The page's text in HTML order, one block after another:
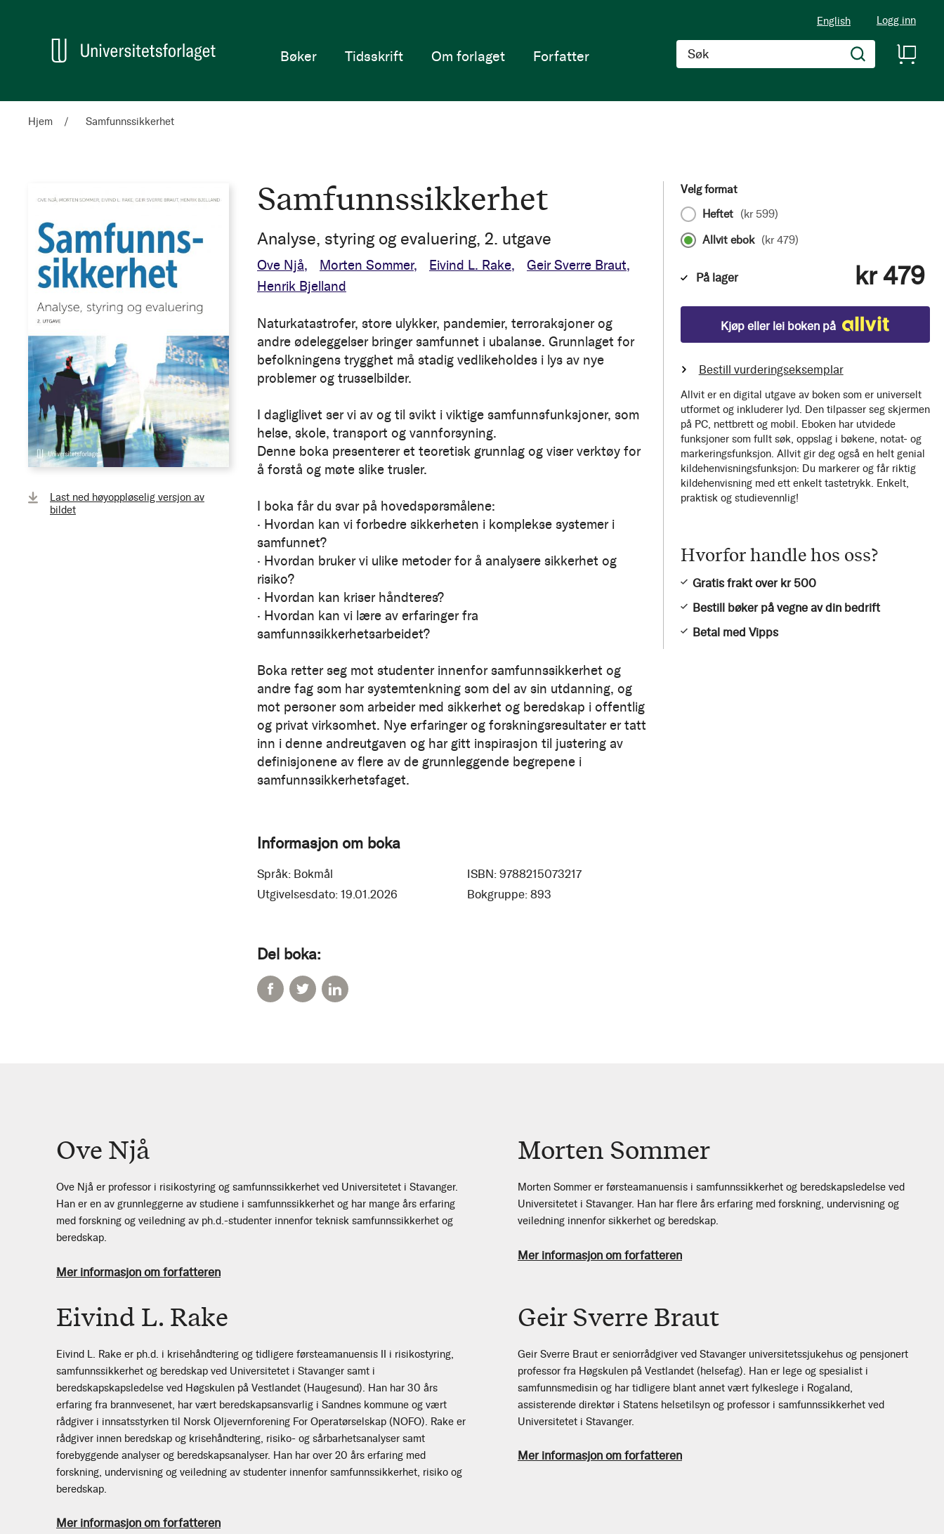
English Logg inn
Søk
Hjem
Bøker Tidsskrift Om forlaget Forfatter
Hjem Samfunnssikkerhet
Last ned høyoppløselig versjon av
bildet
Samfunnssikkerhet
Analyse, styring og evaluering, 2. utgave
Ove Njå Morten Sommer Eivind L. Rake
Geir Sverre Braut
Henrik Bjelland
Naturkatastrofer, store ulykker, pandemier, terroraksjoner og
andre ødeleggelser bringer samfunnet i ubalanse. Grunnlaget for
befolkningens trygghet må stadig vedlikeholdes i lys av nye
problemer og trusselbilder.
I dagliglivet ser vi av og til svikt i viktige samfunnsfunksjoner, som
helse, skole, transport og vannforsyning.
Denne boka presenterer et teoretisk grunnlag og viser verktøy for
å forstå og møte slike trusler.
I boka får du svar på hovedspørsmålene:
· Hvordan kan vi forbedre sikkerheten i komplekse systemer i
samfunnet?
· Hvordan bruker vi ulike metoder for å analysere sikkerhet og
risiko?
· Hvordan kan kriser håndteres?
· Hvordan kan vi lære av erfaringer fra
samfunnssikkerhetsarbeidet?
Boka retter seg mot studenter innenfor samfunnssikkerhet og
andre fag som har systemtenkning som del av sin utdanning, og
mot personer som arbeider med sikkerhet og beredskap i offentlig
og privat virksomhet. Nye erfaringer og forskningsresultater er tatt
inn i denne andreutgaven og har gitt inspirasjon til justering av
definisjonene av flere av de grunnleggende begrepene i
samfunnssikkerhetsfaget.
Informasjon om boka
Språk: Bokmål ISBN: 9788215073217
Utgivelsesdato: 19.01.2026 Bokgruppe: 893
Del boka:
Velg format
Heftet (kr 599)
Allvit ebok (kr 479)
På lager kr 479
Kjøp eller lei boken på
Bestill vurderingseksemplar
Allvit er en digital utgave av boken som er universelt
utformet og inkluderer lyd. Den tilpasser seg skjermen
på PC, nettbrett og mobil. Eboken har utvidede
funksjoner som fullt søk, oppslag i bøkene, notat- og
markeringsfunksjon. Allvit gir deg også en helt genial
kildehenvisningsfunksjon: Du markerer og får riktig
kildehenvisning med ett enkelt tastetrykk. Enkelt,
praktisk og studievennlig!
Hvorfor handle hos oss?
Gratis frakt over kr 500
Bestill bøker på vegne av din bedrift
Betal med Vipps
Ove Njå
Ove Njå er professor i risikostyring og samfunnssikkerhet ved Universitetet i Stavanger.
Han er en av grunnleggerne av studiene i samfunnssikkerhet og har mange års erfaring
med forskning og veiledning av ph.d.-studenter innenfor teknisk samfunnssikkerhet og
beredskap.
Mer informasjon om forfatteren
Morten Sommer
Morten Sommer er førsteamanuensis i samfunnssikkerhet og beredskapsledelse ved
Universitetet i Stavanger. Han har flere års erfaring med forskning, undervisning og
veiledning innenfor sikkerhet og beredskap.
Mer informasjon om forfatteren
Eivind L. Rake
Eivind L. Rake er ph.d. i krisehåndtering og tidligere førsteamanuensis II i risikostyring,
samfunnssikkerhet og beredskap ved Universitetet i Stavanger samt i
beredskapskapsledelse ved Høgskulen på Vestlandet (Haugesund). Han har 30 års
erfaring fra brannvesenet, har vært beredskapsansvarlig i Sandnes kommune og vært
rådgiver i innsatsstyrken til Norsk Oljevernforening For Operatørselskap (NOFO). Rake er
rådgiver innen beredskap og krisehåndtering, risiko- og sårbarhetsanalyser samt
forebyggende analyser og beredskapsanalyser. Han har over 20 års erfaring med
forskning, undervisning og veiledning av studenter innenfor samfunnssikkerhet, risiko og
beredskap.
Mer informasjon om forfatteren
Geir Sverre Braut
Geir Sverre Braut er seniorrådgiver ved Stavanger universitetssjukehus og pensjonert
professor fra Høgskulen på Vestlandet (helsefag). Han er lege og spesialist i
samfunnsmedisin og har tidligere blant annet vært fylkeslege i Rogaland,
assisterende direktør i Statens helsetilsyn og professor i samfunnssikkerhet ved
Universitetet i Stavanger.
Mer informasjon om forfatteren